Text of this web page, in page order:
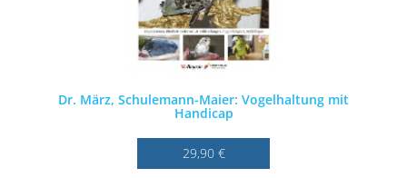
Dr. März, Schulemann-Maier: Vogelhaltung mit
Handicap
29,90 €